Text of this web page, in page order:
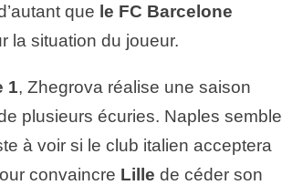
que le FC Barcelone
la situation du joueur.
1, Zhegrova réalise une saison
plusieurs écuries. Naples semble
à voir si le club italien acceptera
convaincre Lille de céder son